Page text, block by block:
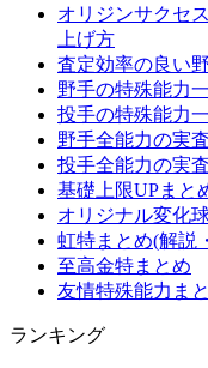
オリジンサクセ
上げ方
査定効率の良い
野手の特殊能力
投手の特殊能力
野手全能力の実
投手全能力の実
基礎上限UPまと
オリジナル変化
虹特まとめ(解説
至高金特まとめ
友情特殊能力ま
ランキング